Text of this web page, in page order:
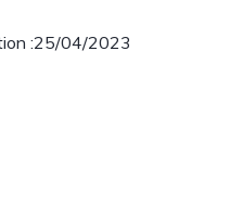
:25/04/2023